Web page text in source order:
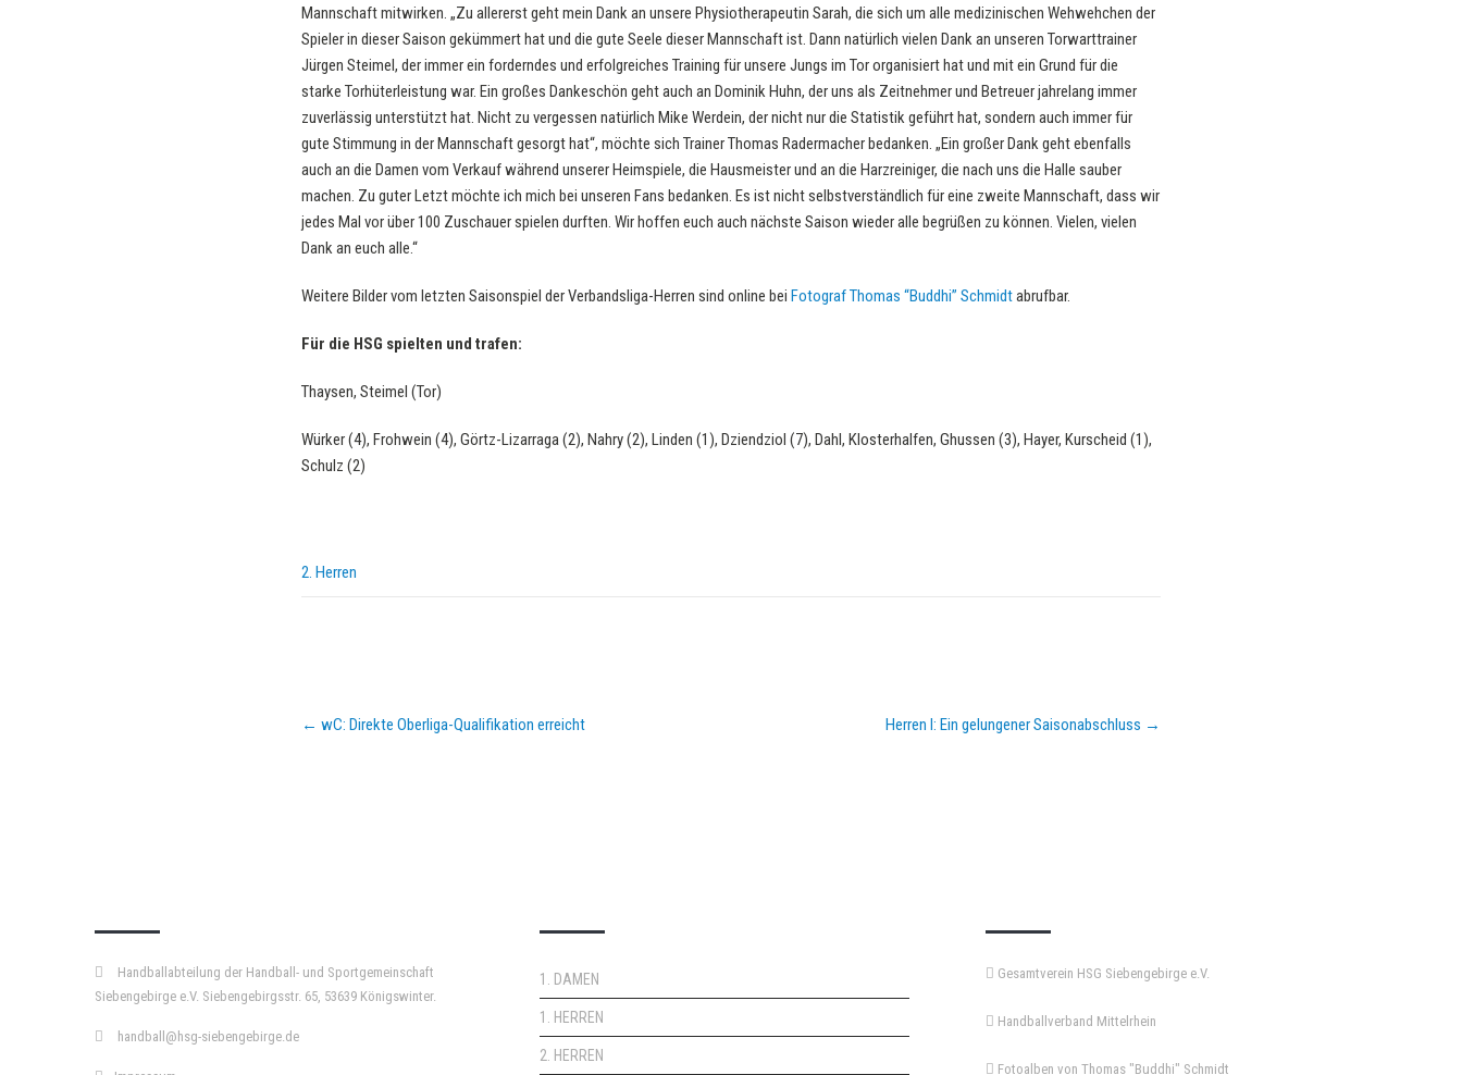
Mannschaft mitwirken. „Zu allererst geht mein Dank an unsere Physiotherapeutin Sarah, die sich um alle medizinischen Wehwehchen der
Spieler in dieser Saison gekümmert hat und die gute Seele dieser Mannschaft ist. Dann natürlich vielen Dank an unseren Torwarttrainer
Jürgen Steimel, der immer ein forderndes und erfolgreiches Training für unsere Jungs im Tor organisiert hat und mit ein Grund für die
starke Torhüterleistung war. Ein großes Dankeschön geht auch an Dominik Huhn, der uns als Zeitnehmer und Betreuer jahrelang immer
zuverlässig unterstützt hat. Nicht zu vergessen natürlich Mike Werdein, der nicht nur die Statistik geführt hat, sondern auch immer für
gute Stimmung in der Mannschaft gesorgt hat“, möchte sich Trainer Thomas Radermacher bedanken. „Ein großer Dank geht ebenfalls
auch an die Damen vom Verkauf während unserer Heimspiele, die Hausmeister und an die Harzreiniger, die nach uns die Halle sauber
machen. Zu guter Letzt möchte ich mich bei unseren Fans bedanken. Es ist nicht selbstverständlich für eine zweite Mannschaft, dass wir
jedes Mal vor über 100 Zuschauer spielen durften. Wir hoffen euch auch nächste Saison wieder alle begrüßen zu können. Vielen, vielen
Dank an euch alle.“
Weitere Bilder vom letzten Saisonspiel der Verbandsliga-Herren sind online bei Fotograf Thomas “Buddhi” Schmidtabrufbar.
Für die HSG spielten und trafen:
Thaysen, Steimel (Tor)
Würker (4), Frohwein (4), Görtz-Lizarraga (2), Nahry (2), Linden (1), Dziendziol (7), Dahl, Klosterhalfen, Ghussen (3), Hayer, Kurscheid (1),
Schulz (2)
2. Herren
Post
navigation
← wC: Direkte Oberliga-Qualifikation erreicht Herren I: Ein gelungener Saisonabschluss →
Handballabteilung der Handball- und Sportgemeinschaft
Siebengebirge e.V. Siebengebirgsstr. 65, 53639 Königswinter.
handball@hsg-siebengebirge.de
1. DAMEN
1. HERREN
2. HERREN
Gesamtverein HSG Siebengebirge e.V.
Handballverband Mittelrhein
Fotoalben von Thomas "Buddhi" Schmidt